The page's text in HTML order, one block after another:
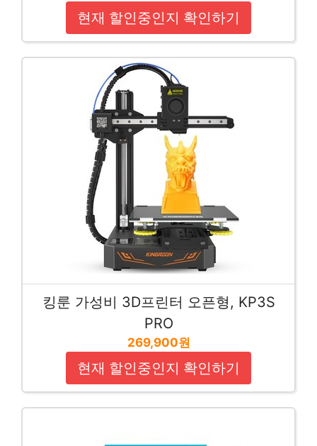
현재 할인중인지 확인하기
킹룬 가성비 3D프린터 오픈형, KP3S
PRO
269,900원
현재 할인중인지 확인하기